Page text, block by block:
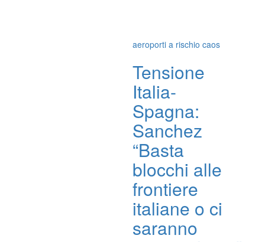
aeroporti a rischio caos
Tensione
Italia-
Spagna:
Sanchez
“Basta
blocchi alle
frontiere
italiane o ci
saranno